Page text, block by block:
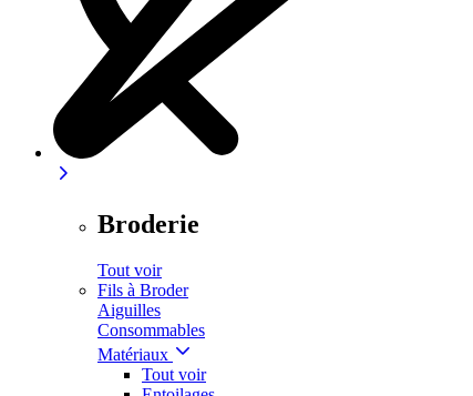
Broderie
Tout voir
Fils à Broder
Aiguilles
Consommables
Matériaux
Tout voir